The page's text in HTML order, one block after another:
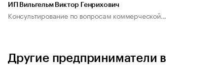
ИП Вильгельм Виктор Генрихович
Консультирование по вопросам коммерческой...
Другие предприниматели в